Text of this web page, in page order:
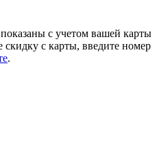
с учетом вашей карты
с карты, введите номер
.